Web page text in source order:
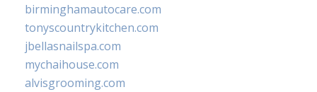
birminghamautocare.com
tonyscountrykitchen.com
jbellasnailspa.com
mychaihouse.com
alvisgrooming.com